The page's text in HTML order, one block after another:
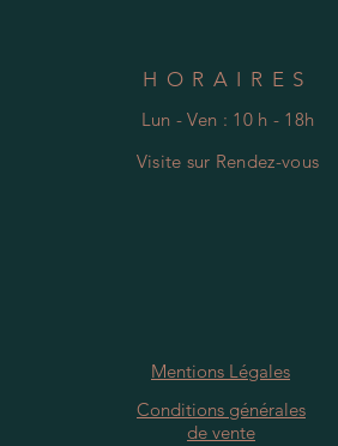
HORAIRES
Lun - Ven : 10 h - 18h
Visite sur Rendez-vous
Mentions Légales
Conditions générales
de vente